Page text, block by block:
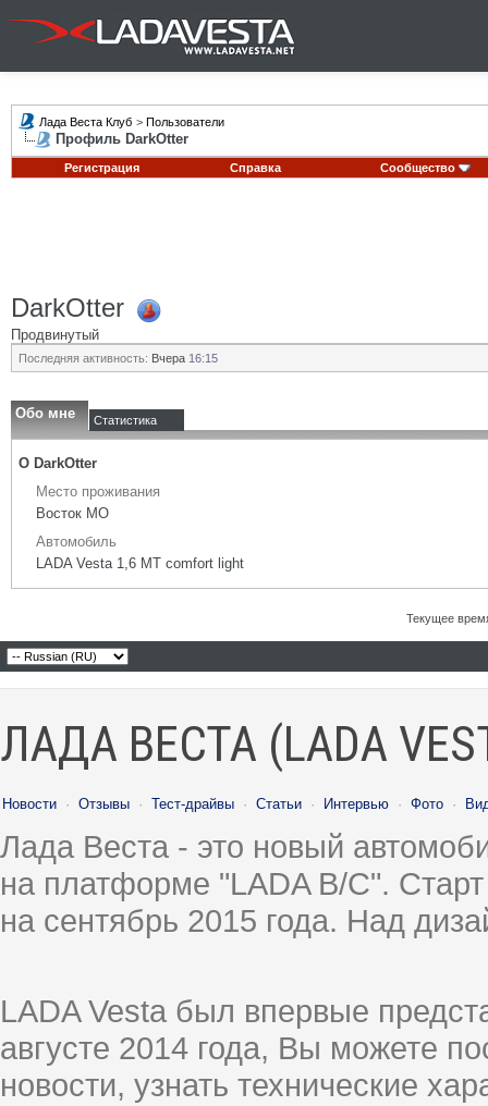
Лада Веста Клуб > Пользователи
Профиль DarkOtter
Регистрация Справка Сообщество
DarkOtter
Продвинутый
Последняя активность: Вчера 16:15
Обо мне Статистика
О DarkOtter
Место проживания
Восток МО
Автомобиль
LADA Vesta 1,6 МТ comfort light
Текущее
ЛАДА ВЕСТА (LADA
Новости · Отзывы · Тест-драйвы · Статьи · Интервью · Фото ·
Лада Веста - это новый
на платформе "LADA B/C".
на сентябрь 2015 года. Над
LADA Vesta был впервые
августе 2014 года, Вы можете
новости, узнать технические